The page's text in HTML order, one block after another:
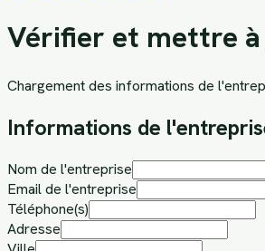
Vérifier et mettre
Chargement des informations de
Informations de
Nom de l'entreprise
Email de l'entreprise
Téléphone(s)
Adresse